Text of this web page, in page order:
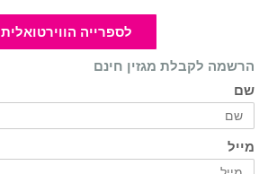
לספרייה הווירטואלית
הרשמה לקבלת מגזין חינם
שם
מייל